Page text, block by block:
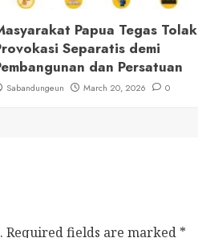
Papua Tegas Tolak
Separatis demi
dan Persatuan
Sabandungeun March 20, 2026 0
Required fields are marked *